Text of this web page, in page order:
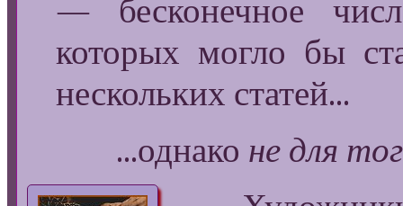
— бесконечное
которых могло бы
нескольких статей...
...однако не для